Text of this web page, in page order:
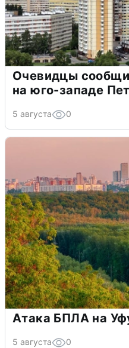
Очевидцы
на юго-западе
5 августа 0
Атака БПЛА на
5 августа 0